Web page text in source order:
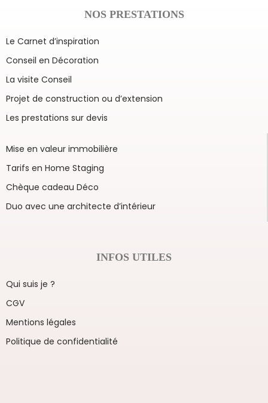
NOS PRESTATIONS
Le Carnet d’inspiration
Conseil en Décoration
La visite Conseil
Projet de construction ou d’extension
Les prestations sur devis
Mise en valeur immobilière
Tarifs en Home Staging
Chèque cadeau Déco
Duo avec une architecte d’intérieur
INFOS UTILES
Qui suis je ?
CGV
Mentions légales
Politique de confidentialité